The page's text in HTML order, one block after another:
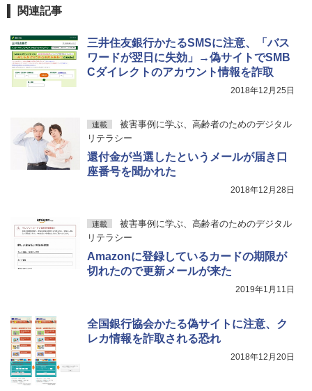
関連記事
三井住友銀行かたるSMSに注意、「バス
ワードが翌日に失効」→偽サイトでSMB
Cダイレクトのアカウント情報を詐取
2018年12月25日
連載
被害事例に学ぶ、高齢者のためのデジタル
リテラシー
還付金が当選したというメールが届き口
座番号を聞かれた
2018年12月28日
連載
被害事例に学ぶ、高齢者のためのデジタル
リテラシー
Amazonに登録しているカードの期限が
切れたので更新メールが来た
2019年1月11日
全国銀行協会かたる偽サイトに注意、ク
レカ情報を詐取される恐れ
2018年12月20日